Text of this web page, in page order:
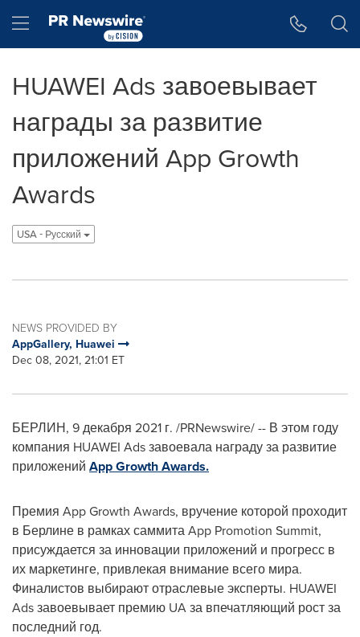
Hamburger menu
HUAWEI Ads завоевывает
награды за развитие
приложений App Growth
Awards
USA - Pусский
NEWS PROVIDED BY
AppGallery, Huawei
Dec 08, 2021, 21:01 ET
БЕРЛИН, 9 декабря 2021 г. /PRNewswire/ -- В этом году
компания HUAWEI Ads завоевала награду за развитие
приложений App Growth Awards.
Премия App Growth Awards, вручение которой проходит
в Берлине в рамках саммита App Promotion Summit,
присуждается за инновации приложений и прогресс в
их маркетинге, привлекая внимание всего мира.
Финалистов выбирают отраслевые эксперты. HUAWEI
Ads завоевывает премию UA за впечатляющий рост за
последний год.